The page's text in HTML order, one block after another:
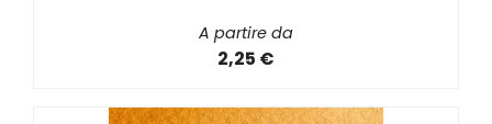
A partire da
2,25 €